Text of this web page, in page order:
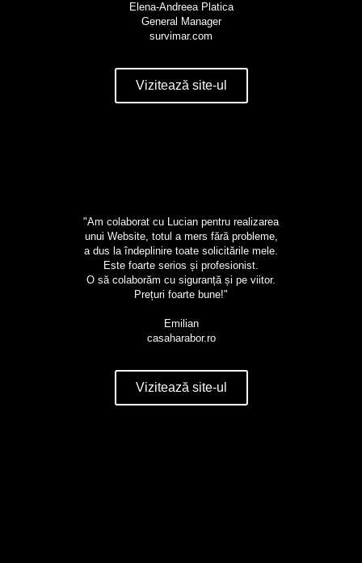
Elena-Andreea Platica
General Manager
survimar.com
Vizitează site-ul
"Am colaborat cu Lucian pentru realizarea
unui Website, totul a mers fără probleme,
a dus la îndeplinire toate solicitările mele.
Este foarte serios și profesionist.
O să colaborăm cu siguranță și pe viitor.
Prețuri foarte bune!"
Emilian
casaharabor.ro
Vizitează site-ul